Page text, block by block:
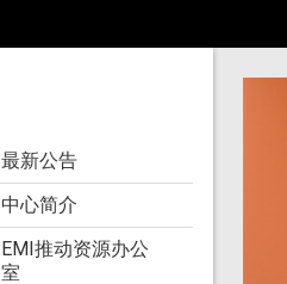
最新公告
中心简介
EMI推动资源办公
室